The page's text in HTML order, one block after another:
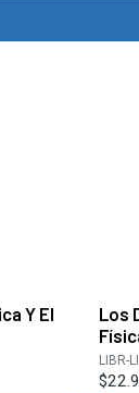
Y El
Los
LIBR-